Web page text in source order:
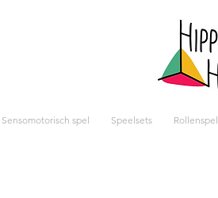
Sensomotorisch spel Speelsets Rollenspel